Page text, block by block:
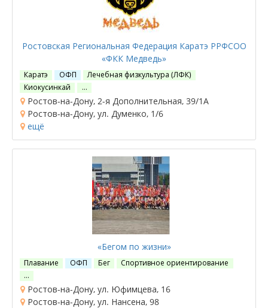
Ростовская Региональная Федерация Каратэ РРФСОО
«ФКК Медведь»
Каратэ ОФП
Лечебная физкультура (ЛФК)
Киокусинкай
…
Ростов-на-Дону, 2-я Дополнительная, 39/1А
Ростов-на-Дону, ул. Думенко, 1/6
ещё
«Бегом по жизни»
Плавание ОФП Бег
Спортивное ориентирование
…
Ростов-на-Дону, ул. Юфимцева, 16
Ростов-на-Дону, ул. Нансена, 98